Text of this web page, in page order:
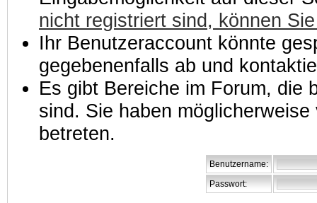
nicht registriert sind, können
Ihr Benutzeraccount könnte
gegebenenfalls ab und
Es gibt Bereiche im Forum, die
sind. Sie haben
betreten.
Benutzername:
Passwort: